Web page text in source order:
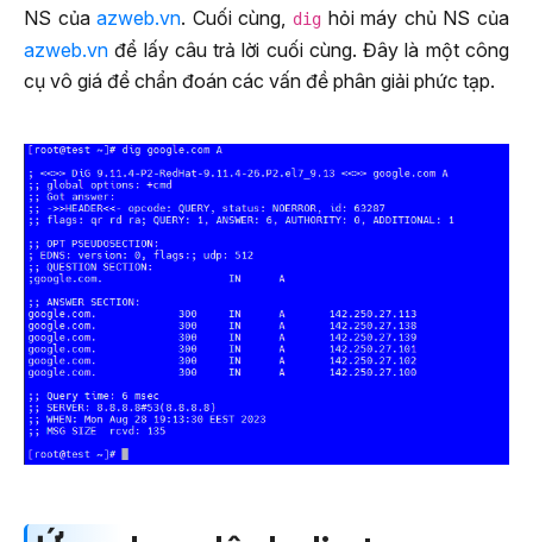
NS củaazweb.vn. Cuối cùng, dig hỏi máy chủ NS của
azweb.vn để lấy câu trả lời cuối cùng. Đây là một công
cụ vô giá để chẩn đoán các vấn đề phân giải phức tạp.